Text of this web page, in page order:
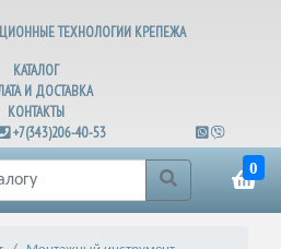
ТЕХНОЛОГИИ КРЕПЕЖА
КАТАЛОГ
И ДОСТАВКА
КОНТАКТЫ
+7(343)206-40-53
0